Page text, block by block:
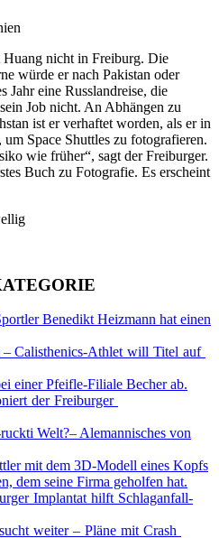
Huang nicht in Freiburg. Die
würde er nach Pakistan oder
Jahr eine Russlandreise, die
Job nicht. An Abhängen zu
ist er verhaftet worden, als er in
Space Shuttles zu fotografieren.
wie früher“, sagt der Freiburger.
Buch zu Fotografie. Es erscheint
Calisthenics-Athlet will Titel auf
der Freiburger
Welt?– Alemannisches von
Implantat hilft Schlaganfall-
weiter – Pläne mit Crash